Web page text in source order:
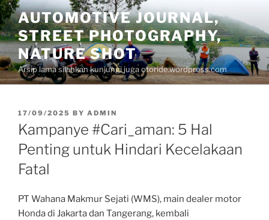
Skip
to
content
AUTOMOTIVE JOURNAL,
STREET PHOTOGRAPHY,
NATURE SHOT
Arsip lama silahkan kunjungi juga otoride.wordpress.com
POSTED
ON
17/09/2025 BY ADMIN
Kampanye #Cari_aman: 5 Hal
Penting untuk Hindari Kecelakaan
Fatal
PT Wahana Makmur Sejati (WMS), main dealer motor
Honda di Jakarta dan Tangerang, kembali